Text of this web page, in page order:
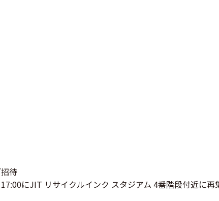
待
にJIT リサイクルインク スタジアム 4番階段付近に再